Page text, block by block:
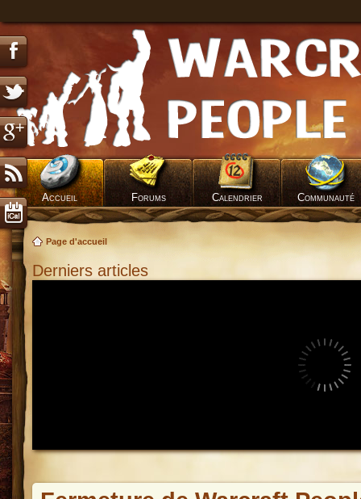
Accueil Forums Calendrier Communauté
Page d'accueil
Derniers articles